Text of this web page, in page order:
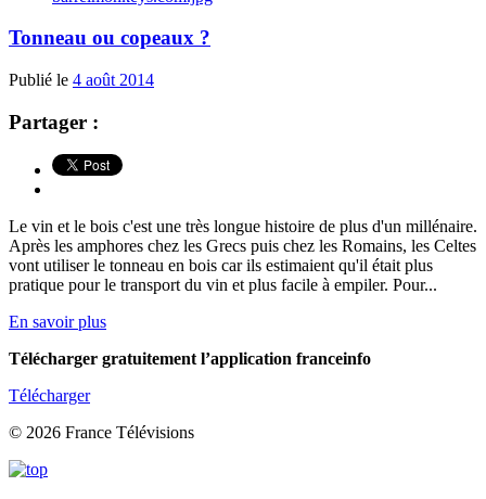
Tonneau ou copeaux ?
Publié le 4 août 2014
Partager :
Le vin et le bois c'est une très longue histoire de plus d'un millénaire.
Après les amphores chez les Grecs puis chez les Romains, les Celtes
vont utiliser le tonneau en bois car ils estimaient qu'il était plus
pratique pour le transport du vin et plus facile à empiler. Pour...
En savoir plus
Télécharger gratuitement l’application franceinfo
Télécharger
© 2026 France Télévisions